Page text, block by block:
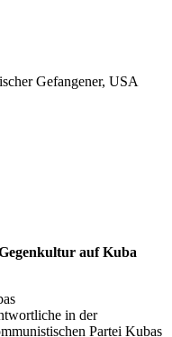
Gefangener, USA
auf Kuba
in der
Partei Kubas